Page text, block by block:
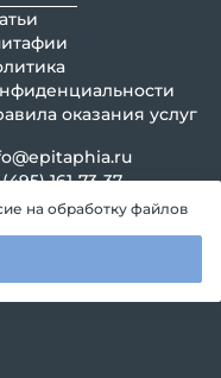
оказания услуг
161-73-37
на обработку файлов